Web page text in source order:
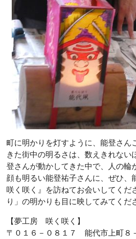
町に明かりを灯すように、能登さん
きた街中の明るさは、数えきれな
登さんが動かしてきた中で、人の輪
顔も明るい能登祐子さんに、ぜひ
咲く咲く』を訪ねてお会いしてくだ
り」の明かりも目に映してみてくだ
【夢工房 咲く咲く】
〒０１６－０８１７ 能代市上町８